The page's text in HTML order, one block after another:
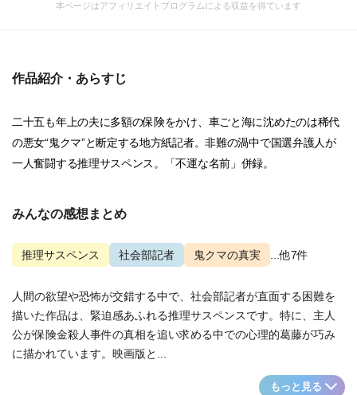
本ページはアフィリエイトプログラムによる収益を得ています
作品紹介・あらすじ
二十五も年上の夫に多額の保険をかけ、車ごと海に沈めたのは稀代
の悪女“鬼クマ”と断定する地方紙記者。非難の渦中で国選弁護人が
一人奮闘する推理サスペンス。「不運な名前」併録。
みんなの感想まとめ
推理サスペンス 社会部記者 鬼クマの真実 ...他7件
人間の欲望や恐怖が交錯する中で、社会部記者が直面する困難を
描いた作品は、緊迫感あふれる推理サスペンスです。特に、主人
公が保険金殺人事件の真相を追い求める中での心理的葛藤が巧み
に描かれています。映画版と...
もっと見る